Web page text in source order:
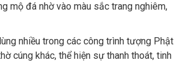
mộ đá nhờ vào màu sắc trang nghiêm,
nhiều trong các công trình tượng Phật
cúng khác, thể hiện sự thanh thoát, tinh